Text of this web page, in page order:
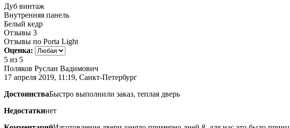
Дуб винтаж
Внутренняя панель
Белый кедр
Отзывы 3
Отзывы по Porta Light
Оценка:
5 из 5
Поляков Руслан Вадимович
17 апреля 2019, 11:19, Санкт-Петербург
ДостоинстваБыстро выполнили заказ, теплая дверь
Недостаткинет